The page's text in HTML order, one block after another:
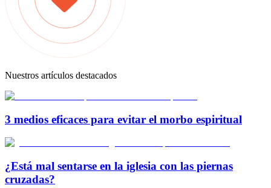
Nuestros artículos destacados
3 medios eficaces para evitar el morbo espiritual
¿Está mal sentarse en la iglesia con las piernas
cruzadas?